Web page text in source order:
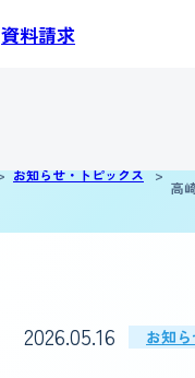
資料請求
お知らせ・トピックス
高
2026.05.16 お知ら